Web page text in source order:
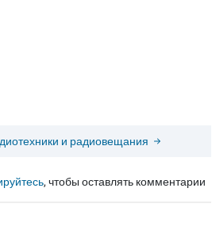
и радиовещания
, чтобы оставлять комментарии